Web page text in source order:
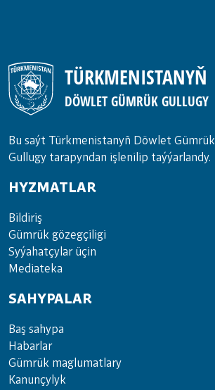
TÜRKMENISTANYŇ
DÖWLET GÜMRÜK GULLUGY
Bu saýt Türkmenistanyñ Döwlet Gümrük
Gullugy tarapyndan işlenilip taýýarlandy.
HYZMATLAR
Bil­di­riş
Güm­rük gö­zeg­çi­li­gi
Sy­ýa­hat­çy­lar ü­çin
Media­teka
SAHYPALAR
Baş sahypa
Habarlar
Gümrük maglumatlary
Kanunçylyk